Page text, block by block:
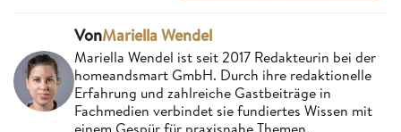
VonMariella Wendel
Mariella Wendel ist seit 2017 Redakteurin bei der
homeandsmart GmbH. Durch ihre redaktionelle
Erfahrung und zahlreiche Gastbeiträge in
Fachmedien verbindet sie fundiertes Wissen mit